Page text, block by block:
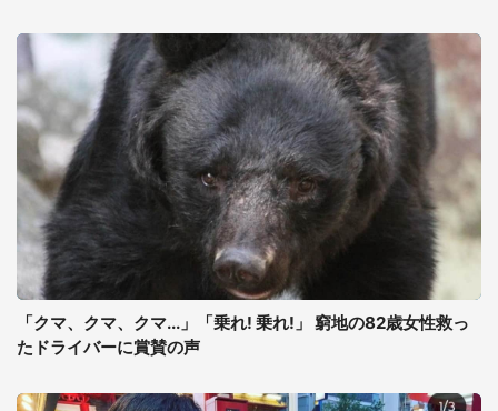
「クマ、クマ、クマ...」「乗れ! 乗れ!」 窮地の82歳女性救っ
たドライバーに賞賛の声